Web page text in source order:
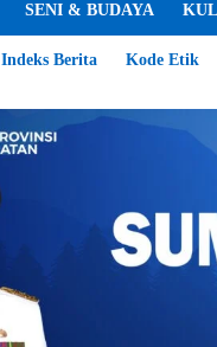
SENI & BUDAYA
Indeks Berita Kode Etik